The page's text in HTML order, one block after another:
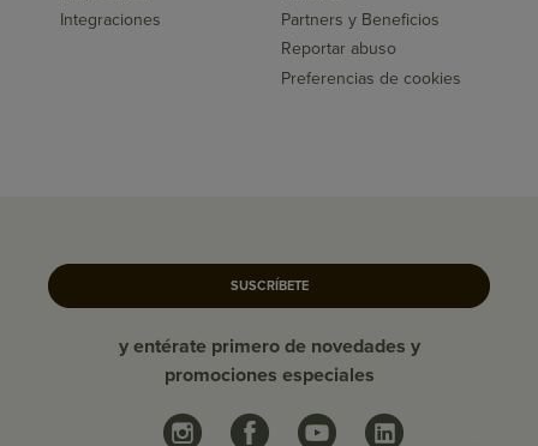
Integraciones
Partners y Beneficios
Reportar abuso
Preferencias de cookies
SUSCRÍBETE
y entérate primero de novedades y
promociones especiales